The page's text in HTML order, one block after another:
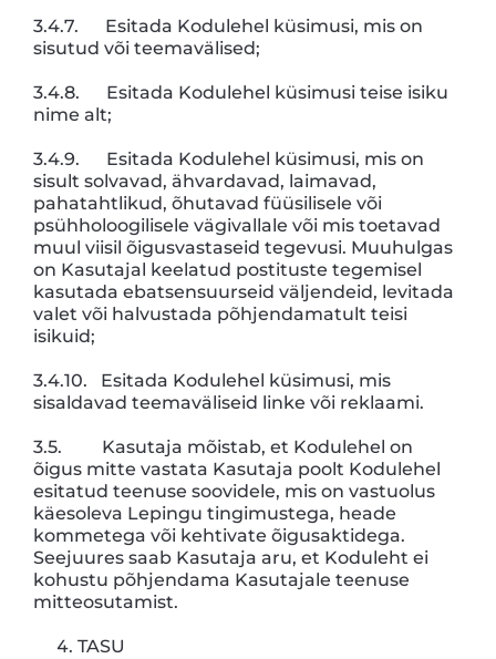
3.4.7. Esitada Kodulehel küsimusi, mis on
sisutud või teemavälised;
3.4.8. Esitada Kodulehel küsimusi teise isiku
nime alt;
3.4.9. Esitada Kodulehel küsimusi, mis on
sisult solvavad, ähvardavad, laimavad,
pahatahtlikud, õhutavad füüsilisele või
psühholoogilisele vägivallale või mis toetavad
muul viisil õigusvastaseid tegevusi. Muuhulgas
on Kasutajal keelatud postituste tegemisel
kasutada ebatsensuurseid väljendeid, levitada
valet või halvustada põhjendamatult teisi
isikuid;
3.4.10. Esitada Kodulehel küsimusi, mis
sisaldavad teemaväliseid linke või reklaami.
3.5. Kasutaja mõistab, et Kodulehel on
õigus mitte vastata Kasutaja poolt Kodulehel
esitatud teenuse soovidele, mis on vastuolus
käesoleva Lepingu tingimustega, heade
kommetega või kehtivate õigusaktidega.
Seejuures saab Kasutaja aru, et Koduleht ei
kohustu põhjendama Kasutajale teenuse
mitteosutamist.
TASU